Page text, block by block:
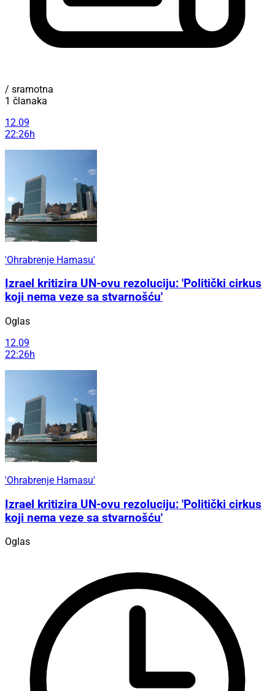
/ sramotna
1 članaka
12.09
22:26h
'Ohrabrenje Hamasu'
Izrael kritizira UN-ovu rezoluciju: 'Politički cirkus
koji nema veze sa stvarnošću'
Oglas
12.09
22:26h
'Ohrabrenje Hamasu'
Izrael kritizira UN-ovu rezoluciju: 'Politički cirkus
koji nema veze sa stvarnošću'
Oglas